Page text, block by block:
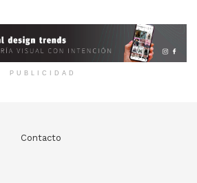
PUBLICIDAD
Contacto